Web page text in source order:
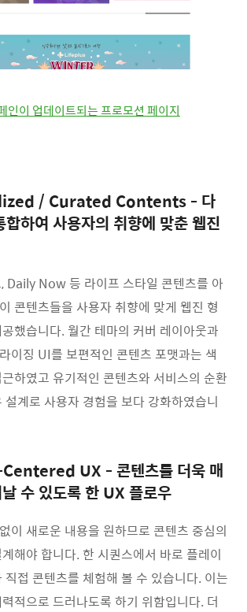
인이 업데이트되는 프로모션 페이지
/ Curated Contents - 다
합하여 사용자의 취향에 맞춘 웹진
Daily Now 등 라이프 스타일 콘텐츠를 아
콘텐츠들을 사용자 취향에 맞게 웹진 형
했습니다. 월간 테마의 커버 레이아웃과
이징 UI를 보편적인 콘텐츠 포맷과는 색
하였고 유기적인 콘텐츠와 서비스의 순환
계로 사용자 경험을 보다 강화하였습니
UX - 콘텐츠를 더욱 매
수 있도록 한 UX 플로우
이 새로운 내용을 원하므로 콘텐츠 중심의
해야 합니다. 한 시퀀스에서 바로 플레이
직접 콘텐츠를 체험해 볼 수 있습니다. 이는
적으로 드러나도록 하기 위함입니다. 더